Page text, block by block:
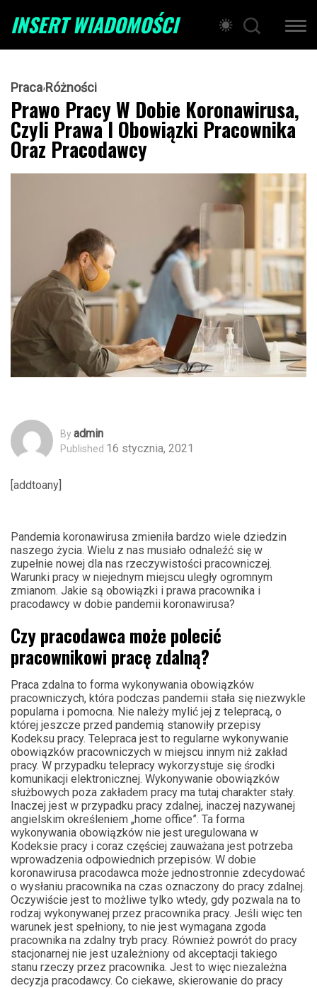
INSERT WIADOMOŚCI
Praca Różności
Prawo Pracy W Dobie Koronawirusa,
Czyli Prawa I Obowiązki Pracownika
Oraz Pracodawcy
ByAdmin
Published 16 stycznia, 2021
[addtoany]
Pandemia koronawirusa zmieniła bardzo wiele dziedzin
naszego życia. Wielu z nas musiało odnaleźć się w
zupełnie nowej dla nas rzeczywistości pracowniczej.
Warunki pracy w niejednym miejscu uległy ogromnym
zmianom. Jakie są obowiązki i prawa pracownika i
pracodawcy w dobie pandemii koronawirusa?
Czy pracodawca może polecić
pracownikowi pracę zdalną?
Praca zdalna to forma wykonywania obowiązków
pracowniczych, która podczas pandemii stała się niezwykle
popularna i pomocna. Nie należy mylić jej z telepracą, o
której jeszcze przed pandemią stanowiły przepisy
Kodeksu pracy. Telepraca jest to regularne wykonywanie
obowiązków pracowniczych w miejscu innym niż zakład
pracy. W przypadku telepracy wykorzystuje się środki
komunikacji elektronicznej. Wykonywanie obowiązków
służbowych poza zakładem pracy ma tutaj charakter stały.
Inaczej jest w przypadku pracy zdalnej, inaczej nazywanej
angielskim określeniem „home office”. Ta forma
wykonywania obowiązków nie jest uregulowana w
Kodeksie pracy i coraz częściej zauważana jest potrzeba
wprowadzenia odpowiednich przepisów. W dobie
koronawirusa pracodawca może jednostronnie zdecydować
o wysłaniu pracownika na czas oznaczony do pracy zdalnej.
Oczywiście jest to możliwe tylko wtedy, gdy pozwala na to
rodzaj wykonywanej przez pracownika pracy. Jeśli więc ten
warunek jest spełniony, to nie jest wymagana zgoda
pracownika na zdalny tryb pracy. Również powrót do pracy
stacjonarnej nie jest uzależniony od akceptacji takiego
stanu rzeczy przez pracownika. Jest to więc niezależna
decyzja pracodawcy. Co ciekawe, skierowanie do pracy